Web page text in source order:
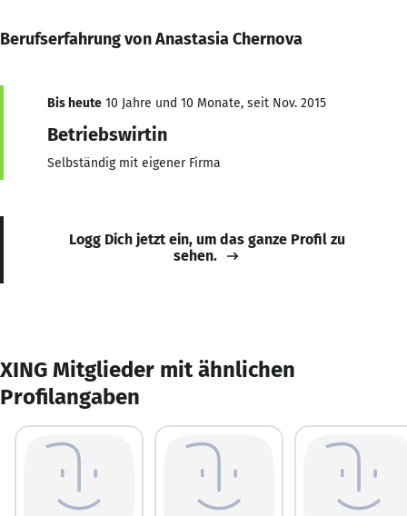
Berufserfahrung von Anastasia Chernova
Bis heute 10 Jahre und 10 Monate, seit Nov. 2015
Betriebswirtin
Selbständig mit eigener Firma
Logg Dich jetzt ein, um das ganze Profil zu
sehen.
XING Mitglieder mit ähnlichen
Profilangaben